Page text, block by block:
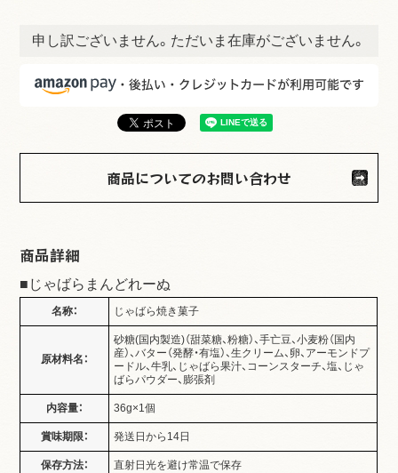
申し訳ございません。ただいま在庫がございません。
商品についてのお問い合わせ
商品詳細
■じゃばらまんどれーぬ
名称： じゃばら焼き菓子
原材料名：
砂糖(国内製造)（甜菜糖、粉糖）、手亡豆、小麦粉（国内
産）、バター（発酵・有塩）、生クリーム、卵、アーモンドプ
ードル、牛乳、じゃばら果汁、コーンスターチ、塩、じゃ
ばらパウダー、膨張剤
内容量： 36g×1個
賞味期限： 発送日から14日
保存方法： 直射日光を避け常温で保存